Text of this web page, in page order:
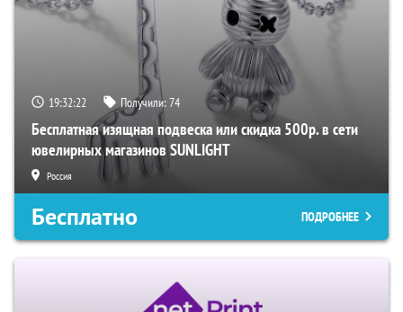
19:32:21 Получили:74
Бесплатная изящная подвеска или скидка 500р. в сети
ювелирных магазинов SUNLIGHT
Россия
Бесплатно ПОДРОБНЕЕ